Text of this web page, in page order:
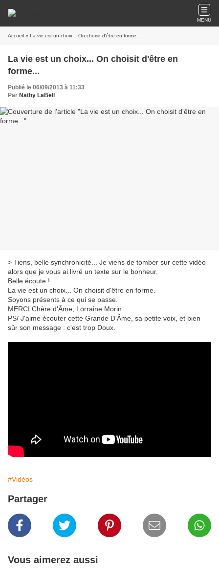
MENU
Accueil » La vie est un choix... On choisit d'être en forme...
La vie est un choix... On choisit d'être en
forme...
Publié le 06/09/2013 à 11:33
Par Nathy LaBell
> Tiens, belle synchronicité... Je viens de tomber sur cette vidéo
alors que je vous ai livré un texte sur le bonheur.
Belle écoute !
La vie est un choix... On choisit d'être en forme.
Soyons présents à ce qui se passe.
MERCI Chère d'Âme, Lorraine Morin
PS/ J'aime écouter cette Grande D'Âme, sa petite voix, et bien
sûr son message : c'est trop Doux.
#Vidéos
Partager
Vous aimerez aussi